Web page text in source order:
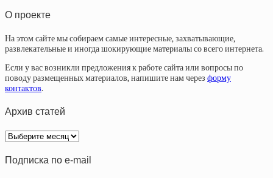
О проекте
На этом сайте мы собираем самые интересные, захватывающие,
развлекательные и иногда шокирующие материалы со всего интернета.
Если у вас возникли предложения к работе сайта или вопросы по
поводу размещенных материалов, напишите нам через форму
контактов.
Архив статей
Архив
статей
Подписка по e-mail